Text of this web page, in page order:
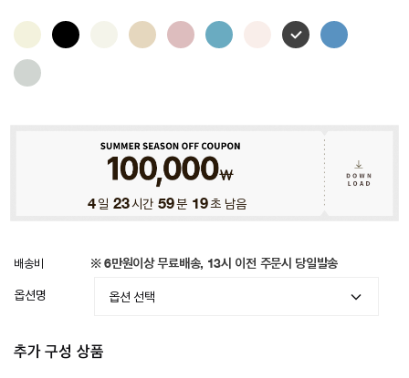
4일 23시간 59분 15초 남음
배송비 ※ 6만원이상 무료배송, 13시 이전 주문시 당일발송
옵션명
추가 구성 상품